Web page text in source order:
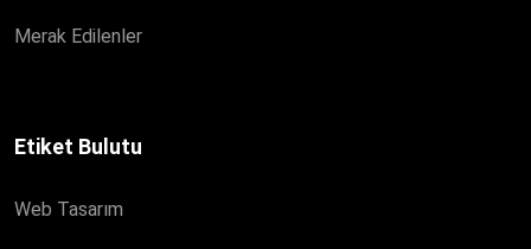
Merak Edilenler
Etiket Bulutu
Web Tasarım